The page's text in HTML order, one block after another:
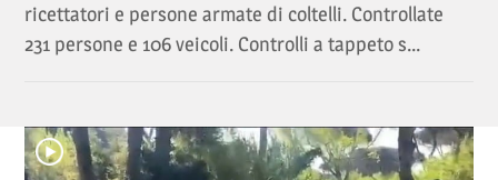
ricettatori e persone armate di coltelli. Controllate
231 persone e 106 veicoli. Controlli a tappeto s...